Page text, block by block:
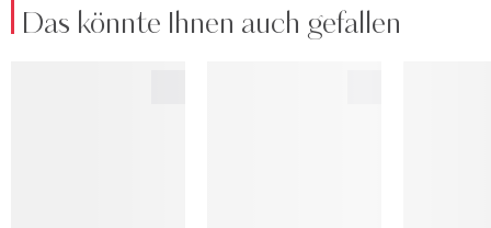
Das könnte Ihnen auch gefallen